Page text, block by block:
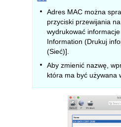
Adres MAC można
przyciski przewijania
wydrukować
Information (Drukuj
(Sieć)].
Aby zmienić nazwę,
która ma być używana